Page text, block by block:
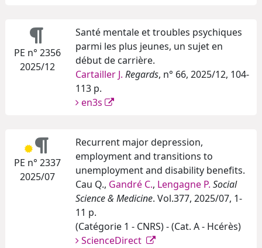
PE n° 2356
2025/12
Santé mentale et troubles psychiques
parmi les plus jeunes, un sujet en
début de carrière.
Cartailler J. Regards, n° 66, 2025/12, 104-
113 p.
en3s
PE n° 2337
2025/07
Recurrent major depression,
employment and transitions to
unemployment and disability benefits.
Cau Q., Gandré C., Lengagne P. Social
Science & Medicine. Vol.377, 2025/07, 1-
11 p.
(Catégorie 1 - CNRS) - (Cat. A - Hcérès)
ScienceDirect